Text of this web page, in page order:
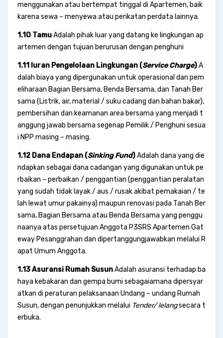
menggunakan atau bertempat tinggal di Apartemen, baik
karena sewa – menyewa atau perikatan perdata lainnya.
1.10 TamuAdalah pihak luar yang datang ke lingkungan ap
artemen dengan tujuan berurusan dengan penghuni
1.11 Iuran Pengelolaan Lingkungan (Service Charge)A
dalah biaya yang dipergunakan untuk operasional dan pem
eliharaan Bagian Bersama, Benda Bersama, dan Tanah Ber
sama (Listrik, air, material / suku cadang dan bahan bakar),
pembersihan dan keamanan area bersama yang menjadi t
anggung jawab bersama segenap Pemilik / Penghuni sesua
i NPP masing – masing.
1.12 Dana Endapan (Sinking Fund)Adalah dana yang die
ndapkan sebagai dana cadangan yang digunakan untuk pe
rbaikan – perbaikan / penggantian (penggantian peralatan
yang sudah tidak layak / aus / rusak akibat pemakaian / te
lah lewat umur pakainya) maupun renovasi pada Tanah Ber
sama, Bagian Bersama atau Benda Bersama yang penggu
naanya atas persetujuan Anggota P3SRS Apartemen Gat
eway Pesanggrahan dan dipertanggungjawabkan melalui R
apat Umum Anggota.
1.13 Asuransi Rumah SusunAdalah asuransi terhadap ba
haya kebakaran dan gempa bumi sebagaiamana dipersyar
atkan di peraturan pelaksanaan Undang – undang Rumah
Susun, dengan penunjukkan melalui Tender/ lelangsecara t
erbuka.